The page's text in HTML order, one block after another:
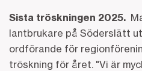
Sista tröskningen 2025.
lantbrukare på Söderslätt
ordförande för
tröskning för året. "Vi är